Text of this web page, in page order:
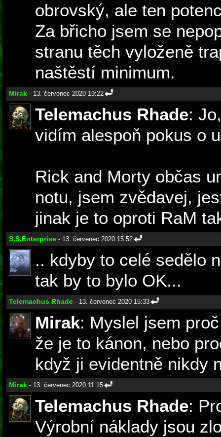
obrovský, ale ten
Za břicho jsem se
stranu těch vyloženě
naštěstí minimum.
Mirak - 13. červenec 2020 19:22
Telemachus Rhade:
vidím alespoň pokus o
Rick and Morty občas
notu, jsem zvědavej,
jinak je to oproti RaM
S.S.Enterprise - 13. červenec 2020 15:52
.. kdyby to celé sedělo
tak by to bylo OK...
Telemachus Rhade - 13. červenec 2020 15:33
Mirak: Myslel jsem
že je to kánon, nebo
když ji evidentně nikdy
Mirak - 13. červenec 2020 11:15
Telemachus Rhade:
Výrobní náklady jsou